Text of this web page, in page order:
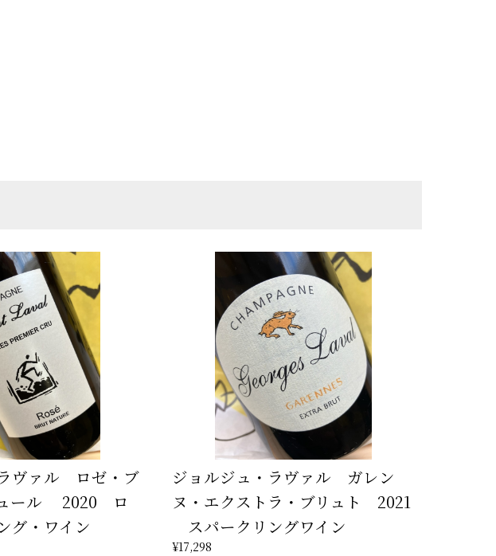
ヴァル ロゼ・ブ
ュール 2020 ロ
グ・ワイン
ジョルジュ・ラヴァル ガレン
ヌ・エクストラ・ブリュト 2021
スパークリングワイン
¥17,298